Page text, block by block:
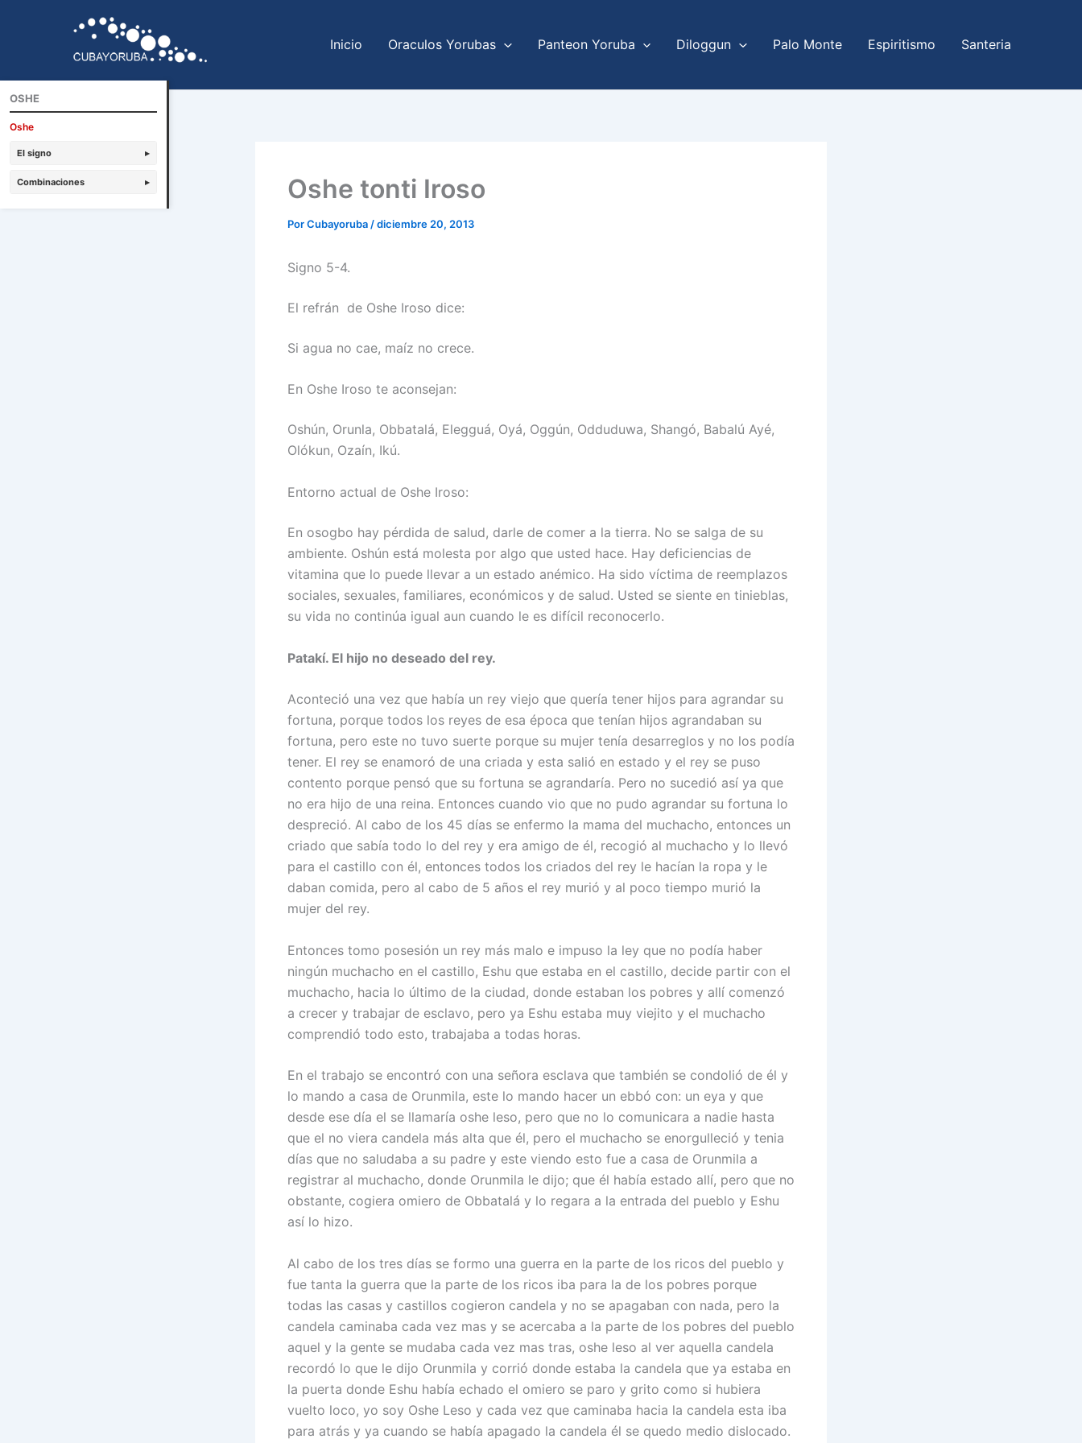
Inicio Oraculos Yorubas Panteon Yoruba Diloggun Palo Monte Espiritismo Santeria
Oshe tonti Iroso
PorCubayoruba /diciembre 20, 2013
Signo 5-4.
El refrán de Oshe Iroso dice:
Si agua no cae, maíz no crece.
En Oshe Iroso te aconsejan:
Oshún, Orunla, Obbatalá, Elegguá, Oyá, Oggún, Odduduwa, Shangó, Babalú Ayé,
Olókun, Ozaín, Ikú.
Entorno actual de Oshe Iroso:
En osogbo hay pérdida de salud, darle de comer a la tierra. No se salga de su
ambiente. Oshún está molesta por algo que usted hace. Hay deficiencias de
vitamina que lo puede llevar a un estado anémico. Ha sido víctima de reemplazos
sociales, sexuales, familiares, económicos y de salud. Usted se siente en tinieblas,
su vida no continúa igual aun cuando le es difícil reconocerlo.
Patakí. El hijo no deseado del rey.
Aconteció una vez que había un rey viejo que quería tener hijos para agrandar su
fortuna, porque todos los reyes de esa época que tenían hijos agrandaban su
fortuna, pero este no tuvo suerte porque su mujer tenía desarreglos y no los podía
tener. El rey se enamoró de una criada y esta salió en estado y el rey se puso
contento porque pensó que su fortuna se agrandaría. Pero no sucedió así ya que
no era hijo de una reina. Entonces cuando vio que no pudo agrandar su fortuna lo
despreció. Al cabo de los 45 días se enfermo la mama del muchacho, entonces un
criado que sabía todo lo del rey y era amigo de él, recogió al muchacho y lo llevó
para el castillo con él, entonces todos los criados del rey le hacían la ropa y le
daban comida, pero al cabo de 5 años el rey murió y al poco tiempo murió la
mujer del rey.
Entonces tomo posesión un rey más malo e impuso la ley que no podía haber
ningún muchacho en el castillo, Eshu que estaba en el castillo, decide partir con el
muchacho, hacia lo último de la ciudad, donde estaban los pobres y allí comenzó
a crecer y trabajar de esclavo, pero ya Eshu estaba muy viejito y el muchacho
comprendió todo esto, trabajaba a todas horas.
En el trabajo se encontró con una señora esclava que también se condolió de él y
lo mando a casa de Orunmila, este lo mando hacer un ebbó con: un eya y que
desde ese día el se llamaría oshe leso, pero que no lo comunicara a nadie hasta
que el no viera candela más alta que él, pero el muchacho se enorgulleció y tenia
días que no saludaba a su padre y este viendo esto fue a casa de Orunmila a
registrar al muchacho, donde Orunmila le dijo; que él había estado allí, pero que no
obstante, cogiera omiero de Obbatalá y lo regara a la entrada del pueblo y Eshu
así lo hizo.
Al cabo de los tres días se formo una guerra en la parte de los ricos del pueblo y
fue tanta la guerra que la parte de los ricos iba para la de los pobres porque
todas las casas y castillos cogieron candela y no se apagaban con nada, pero la
candela caminaba cada vez mas y se acercaba a la parte de los pobres del pueblo
aquel y la gente se mudaba cada vez mas tras, oshe leso al ver aquella candela
recordó lo que le dijo Orunmila y corrió donde estaba la candela que ya estaba en
la puerta donde Eshu había echado el omiero se paro y grito como si hubiera
vuelto loco, yo soy Oshe Leso y cada vez que caminaba hacia la candela esta iba
para atrás y ya cuando se había apagado la candela él se quedo medio dislocado.
OSHE
Oshe
El signo ▸
Combinaciones ▸